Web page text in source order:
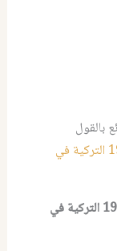
بالقول
ضيح رئاسة اساقفة أثينا حول اعتداءات 1955 التركية في